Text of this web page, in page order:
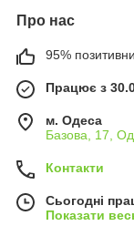
Про нас
95%
Працює з
м. Одеса
Базова, 17,
Контакти
Сьогодні
Показати